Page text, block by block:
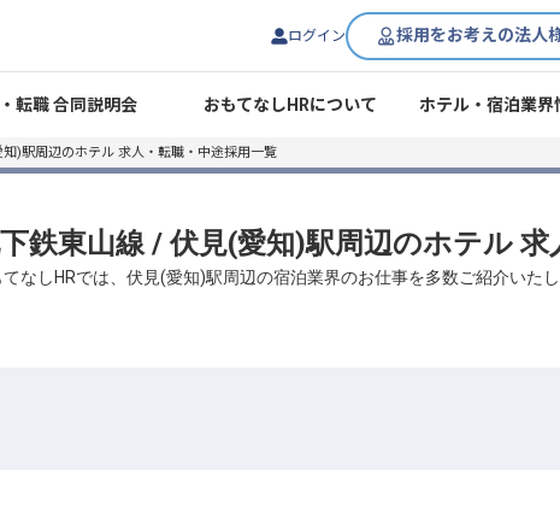
ログイン 採用をお考えの法人
転職 合同説明会 おもてなしHRについて ホテル・宿泊業界
知)駅周辺のホテル 求人・転職・中途採用一覧
鉄東山線 / 伏見(愛知)駅周辺のホテル
てなしHRでは、伏見(愛知)駅周辺の宿泊業界のお仕事を多数ご紹介いた